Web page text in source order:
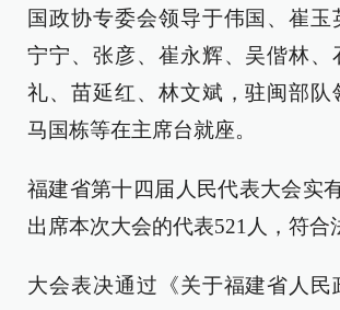
国政协专委会领导于伟国、崔玉
宁宁、张彦、崔永辉、吴偕林、
礼、苗延红、林文斌，驻闽部队
马国栋等在主席台就座。
福建省第十四届人民代表大会实
出席本次大会的代表521人，符合
大会表决通过《关于福建省人民